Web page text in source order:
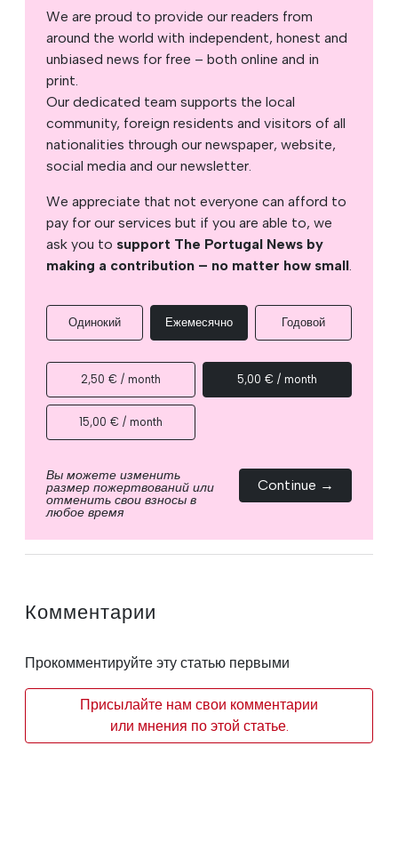
We are proud to provide our readers from
around the world with independent, honest and
unbiased news for free – both online and in
print.
Our dedicated team supports the local
community, foreign residents and visitors of all
nationalities through our newspaper, website,
social media and our newsletter.
We appreciate that not everyone can afford to
pay for our services but if you are able to, we
ask you to support The Portugal News by
making a contribution – no matter how small.
Одинокий Ежемесячно Годовой
2,50 € / month 5,00 € / month
15,00 € / month
Вы можете изменить
размер пожертвований или
отменить свои взносы в
любое время
Continue →
Комментарии
Прокомментируйте эту статью первыми
Присылайте нам свои комментарии
или мнения по этой статье.